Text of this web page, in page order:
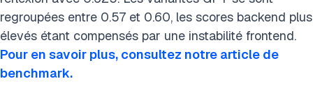
regroupées entre 0.57 et 0.60, les scores backend plus
élevés étant compensés par une instabilité frontend.
Pour en savoir plus, consultez notre article de
benchmark.